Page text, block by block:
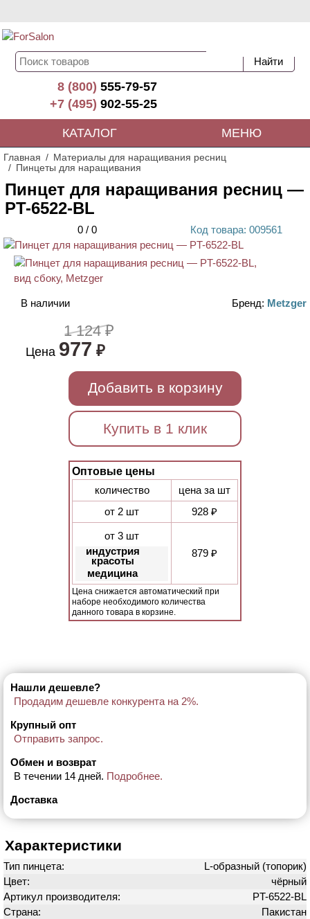
8 (800)555-79-57
+7 (495)902-55-25
КАТАЛОГ МЕНЮ
Главная
Материалы для наращивания ресниц
Пинцеты для наращивания
Пинцет для наращивания ресниц —
PT-6522-BL
0 / 0 Код товара: 009561
АКЦИЯ
В наличии Бренд: Metzger
1 124 ₽
Цена 977 ₽
Добавить в корзину
Купить в 1 клик
Оптовые цены
количество
цена за шт
от 2 шт
928 ₽
от 3 шт
индустрия
красоты
медицина
879 ₽
Цена снижается автоматический при
наборе необходимого количества
данного товара в корзине.
Нашли дешевле?
Продадим дешевле конкурента на 2%.
Крупный опт
Отправить запрос.
Обмен и возврат
В течении 14 дней. Подробнее.
Доставка
Характеристики
Тип пинцета:
L-образный (топорик)
Цвет:
чёрный
Артикул производителя:
PT-6522-BL
Страна:
Пакистан